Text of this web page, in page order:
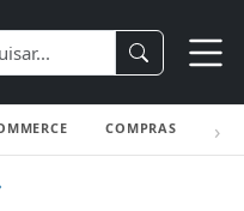
COMPRAS